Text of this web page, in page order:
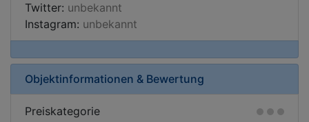
Twitter: unbekannt
Instagram: unbekannt
Objektinformationen & Bewertung
Preiskategorie